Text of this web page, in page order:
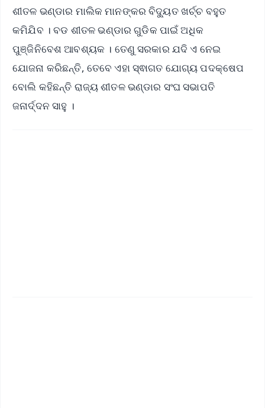
ଶୀତଳ ଭଣ୍ଡାର ମାଲିକ ମାନଙ୍କର ବିଦ୍ୟୁତ ଖର୍ଚ୍ଚ ବହୁତ
କମିଯିବ । ବଡ ଶୀତଳ ଭଣ୍ଡାର ଗୁଡିକ ପାଇଁ ଅଧିକ
ପୁଞ୍ଜିନିବେଶ ଆବଶ୍ୟକ । ତେଣୁ ସରକାର ଯଦି ଏ ନେଇ
ଯୋଜନା କରିଛନ୍ତି, ତେବେ ଏହା ସ୍ଵାଗତ ଯୋଗ୍ୟ ପଦକ୍ଷେପ
ବୋଲି କହିଛନ୍ତି ରାଜ୍ୟ ଶୀତଳ ଭଣ୍ଡାର ସଂଘ ସଭାପତି
ଜନାର୍ଦ୍ଦନ ସାହୁ ।